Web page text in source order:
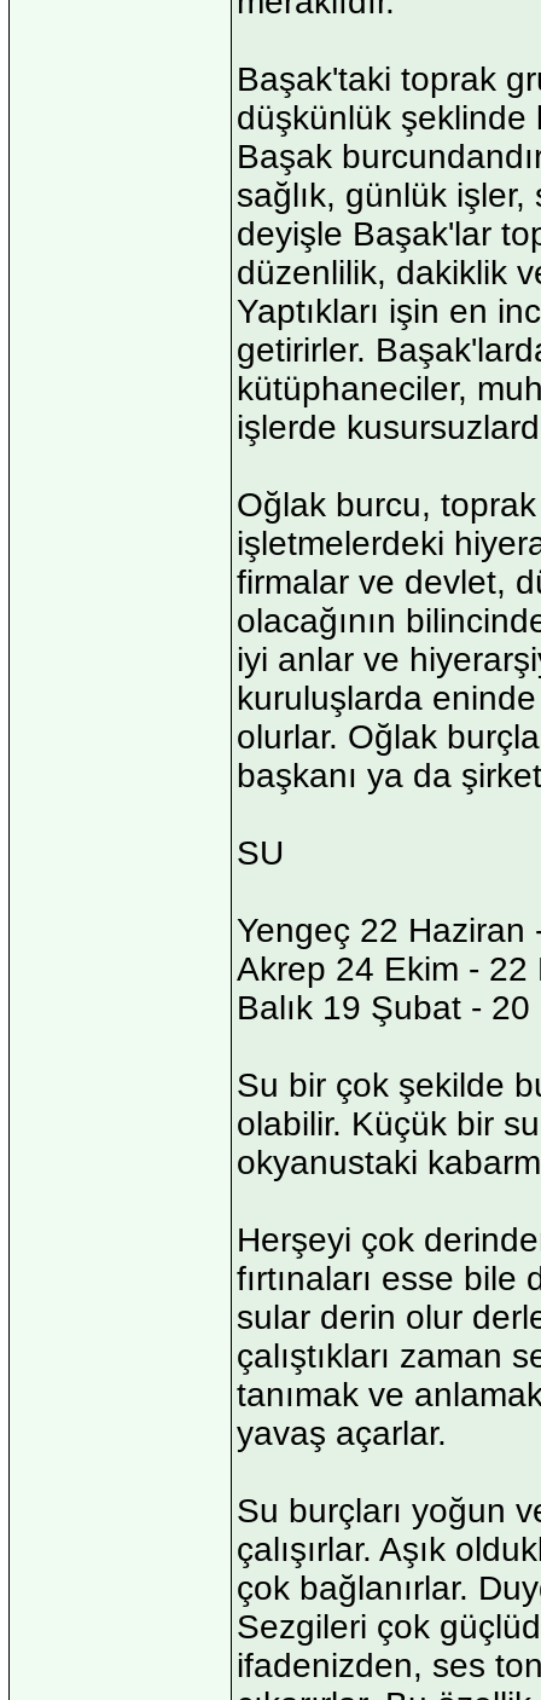
Başak'taki toprak
düşkünlük şeklinde
Başak
sağlık, günlük işler,
deyişle Başak'lar
düzenlilik, dakiklik
Yaptıkları işin en
getirirler.
kütüphaneciler,
işlerde
Oğlak burcu,
işletmelerdeki
firmalar ve devlet,
olacağının
iyi anlar ve
kuruluşlarda
olurlar. Oğlak
başkanı ya da
SU
Yengeç 22 Haziran
Akrep 24 Ekim - 22
Balık 19 Şubat - 20
Su bir çok şekilde
olabilir. Küçük bir
okyanustaki
Herşeyi çok
fırtınaları esse
sular derin olur
çalıştıkları zaman
tanımak ve
yavaş açarlar.
Su burçları yoğun
çalışırlar. Aşık
çok bağlanırlar.
Sezgileri çok
ifadenizden, ses